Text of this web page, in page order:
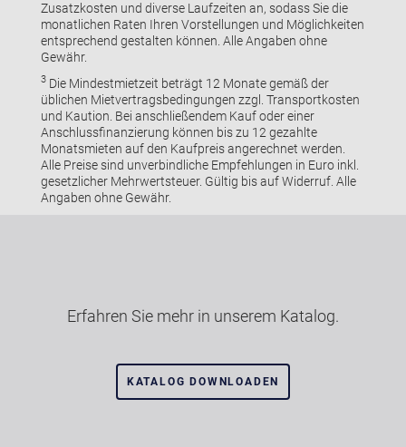
Zusatzkosten und diverse Laufzeiten an, sodass Sie die
monatlichen Raten Ihren Vorstellungen und Möglichkeiten
entsprechend gestalten können. Alle Angaben ohne
Gewähr.
3Die Mindestmietzeit beträgt 12 Monate gemäß der
üblichen Mietvertragsbedingungen zzgl. Transportkosten
und Kaution. Bei anschließendem Kauf oder einer
Anschlussfinanzierung können bis zu 12 gezahlte
Monatsmieten auf den Kaufpreis angerechnet werden.
Alle Preise sind unverbindliche Empfehlungen in Euro inkl.
gesetzlicher Mehrwertsteuer. Gültig bis auf Widerruf. Alle
Angaben ohne Gewähr.
Erfahren Sie mehr in unserem Katalog.
KATALOG DOWNLOADEN